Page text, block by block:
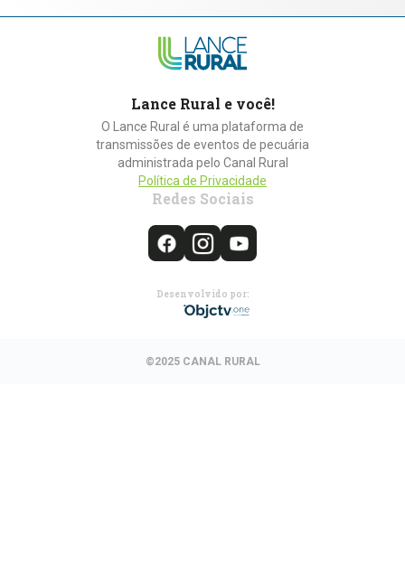
Lance Rural e você!
O Lance Rural é uma plataforma de
transmissões de eventos de pecuária
administrada pelo Canal Rural
Política de Privacidade
Redes Sociais
Desenvolvido por:
©2025 CANAL RURAL